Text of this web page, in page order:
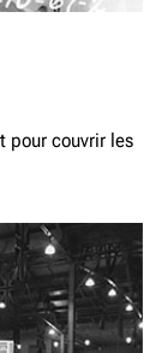
pour couvrir les